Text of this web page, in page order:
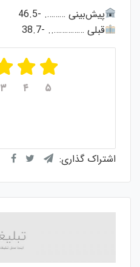
پیش‌بینی ………. -46.5
قبلی …………….. -38.7
۳ ۴ ۵
اشتراک گذاری: